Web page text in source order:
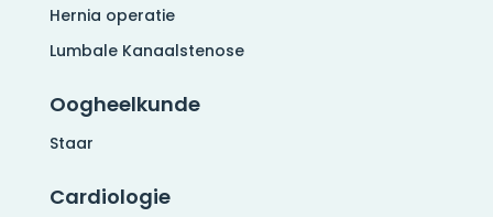
Hernia operatie
Lumbale Kanaalstenose
Oogheelkunde
Staar
Cardiologie